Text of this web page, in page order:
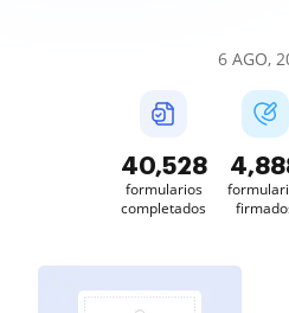
6 AGO,
40,529
formularios
completados